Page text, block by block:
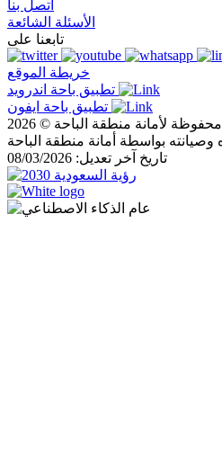
اتصل بنا
الأسئلة الشائعة
تابعنا على
خريطة الموقع
لأمانة منطقة الباحة © 2026
وصيانته بواسطة أمانة منطقة الباحة
تاريخ آخر تعديل: 08/03/2026